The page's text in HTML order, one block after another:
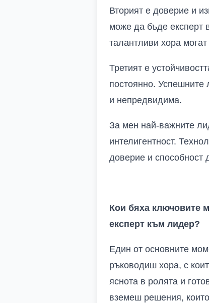
Вторият е доверие и
може да бъде експерт
талантливи хора
Третият е
постоянно. Успешните
и непредвидима.
За мен най-важните
интелигентност.
доверие и способност
Кои бяха ключовите
експерт към лидер?
Един от основните
ръководиш хора, с
яснота в ролята и
вземеш решения,